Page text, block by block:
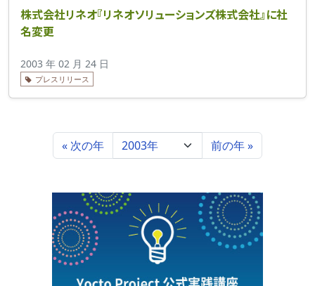
株式会社リネオ『リネオソリューションズ株式会社』に社
名変更
2003 年 02 月 24 日
プレスリリース
« 次の年 前の年 »